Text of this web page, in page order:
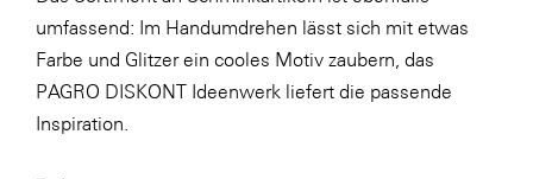
WKS Fachgruppe Finanzdienstleister
WK UBIT
Zühlke
umfassend: Im Handumdrehen lässt sich mit etwas
Farbe und Glitzer ein cooles Motiv zaubern, das
PAGRO DISKONT Ideenwerk liefert die passende
Inspiration.